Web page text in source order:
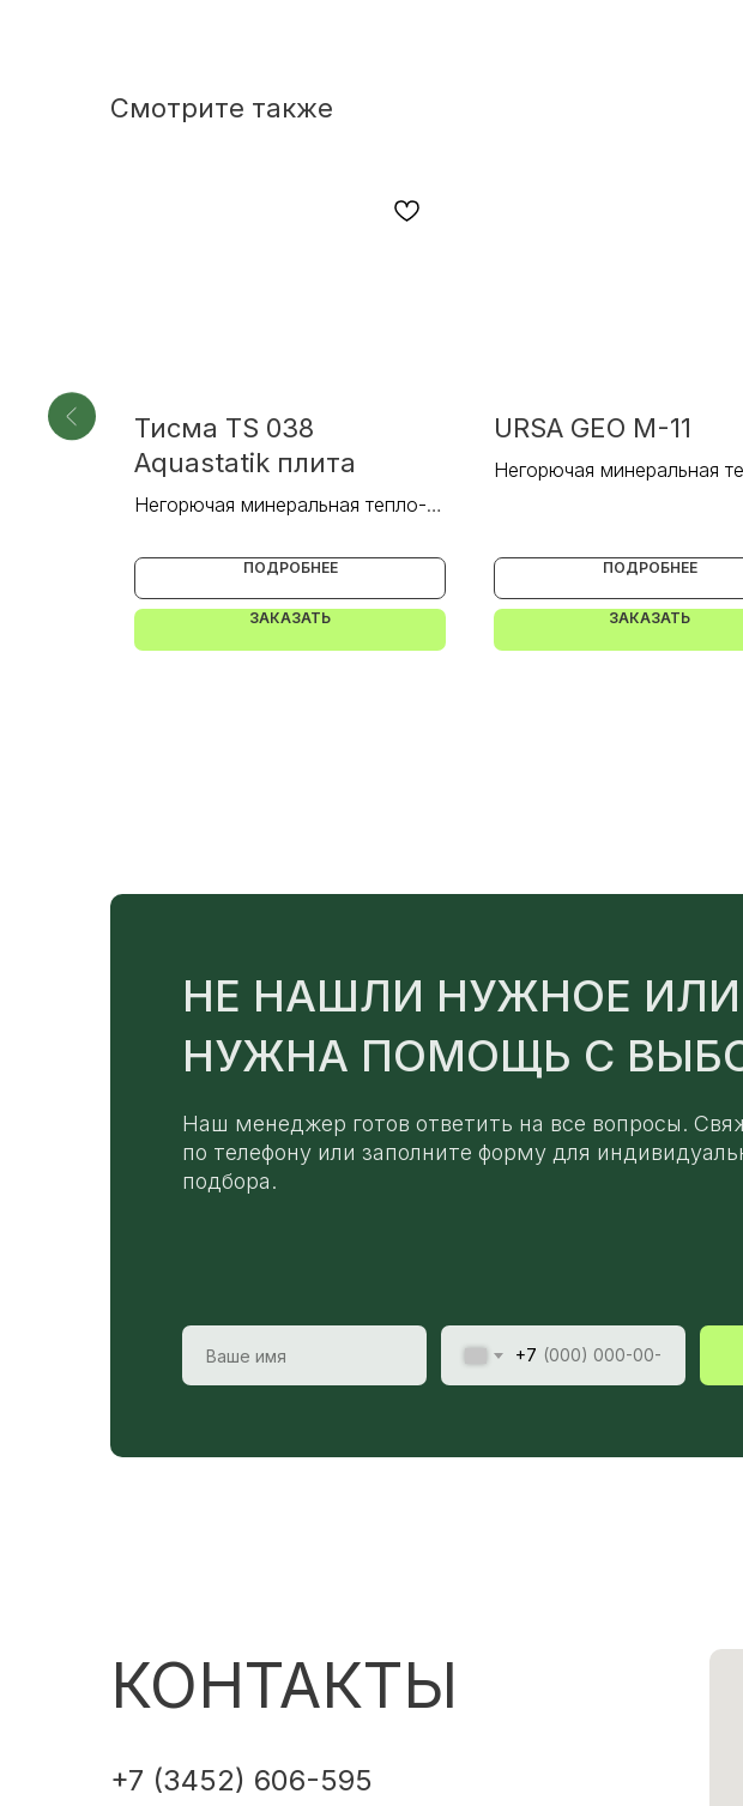
Смотрите также
Тисма TS 038
Aquastatik плита
Негорючая минеральная тепло- и
ПОДРОБНЕЕ
ЗАКАЗАТЬ
URSA GEO M-11
Негорючая минеральная
ПОДРОБНЕЕ
ЗАКАЗАТЬ
НЕ НАШЛИ НУЖНОЕ ИЛИ
НУЖНА ПОМОЩЬ С
Наш менеджер готов ответить на все вопросы.
по телефону или заполните форму для
подбора.
+7
КОНТАКТЫ
+7 (3452) 606-595